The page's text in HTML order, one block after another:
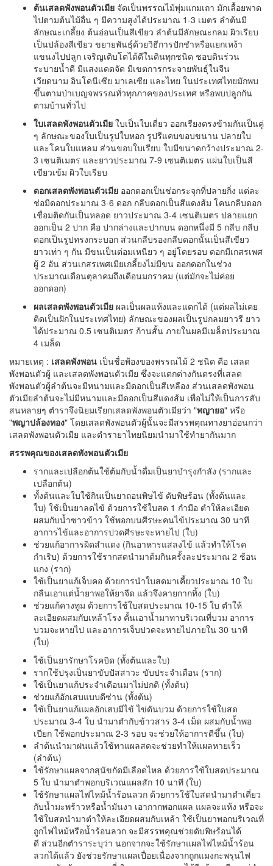
ต้นเสลดพังพอนตัวเมีย จัดเป็นพรรณไม้พุ่มแกมเถา มักเลื้อยพาด
ไปตามต้นไม้อื่น ๆ มีความสูงได้ประมาณ 1-3 เมตร ลำต้นมี
ลักษณะเกลี้ยง ต้นอ่อนเป็นสีเขียว ลำต้นมีลักษณะกลม ผิวเรียบ
เป็นปล้องสีเขียว ขยายพันธุ์ด้วยวิธีการปักชำหรือแยกเหง้า
แขนงไปปลูก เจริญเติบโตได้ดีในดินทุกชนิด ชอบดินร่วน
ระบายน้ำดี มีแสงแดดจัด มีเขตการกระจายพันธุ์ในจีน
เวียดนาม อินโดนีเซีย มาเลเซีย และไทย ในประเทศไทยมักพบ
ขึ้นตามป่าเบญจพรรณทั่วทุกภาคของประเทศ หรือพบปลูกกัน
ตามบ้านทั่วไป
ใบเสลดพังพอนตัวเมีย ใบเป็นใบเดี่ยว ออกเรียงตรงข้ามกันเป็นคู่
ๆ ลักษณะของใบเป็นรูปใบหอก รูปรีแคบขอบขนาน ปลายใบ
และโคนใบแหลม ส่วนขอบใบเรียบ ใบมีขนาดกว้างประมาณ 2-
3 เซนติเมตร และยาวประมาณ 7-9 เซนติเมตร แผ่นใบเป็นสี
เขียวเข้ม ผิวใบเรียบ
ดอกเสลดพังพอนตัวเมีย ออกดอกเป็นช่อกระจุกที่ปลายกิ่ง แต่ละ
ช่อมีดอกประมาณ 3-6 ดอก กลีบดอกเป็นสีแดงส้ม โคนกลีบดอก
เชื่อมติดกันเป็นหลอด ยาวประมาณ 3-4 เซนติเมตร ปลายแยก
ออกเป็น 2 ปาก คือ ปากล่างและปากบน ดอกหนึ่งมี 5 กลีบ กลีบ
ดอกเป็นรูปทรงกระบอก ส่วนกลีบรองกลีบดอกนั้นเป็นสีเขียว
ยาวเท่า ๆ กัน มีขนเป็นต่อมเหนียว ๆ อยู่โดยรอบ ดอกมีเกสรเพศ
ผู้ 2 อัน ส่วนเกสรเพศเมียเกลี้ยงไม่มีขน ออกดอกในช่วง
ประมาณเดือนตุลาคมถึงเดือนมกราคม (แต่มักจะไม่ค่อย
ออกดอก)
ผลเสลดพังพอนตัวเมีย ผลเป็นผลแห้งและแตกได้ (แต่ผลไม่เคย
ติดเป็นฝักในประเทศไทย) ลักษณะของผลเป็นรูปกลมยาวรี ยาว
ได้ประมาณ 0.5 เซนติเมตร ก้านสั้น ภายในผลมีเมล็ดประมาณ
4 เมล็ด
หมายเหตุ : เสลดพังพอน เป็นชื่อพ้องของพรรณไม้ 2 ชนิด คือ เสลด
พังพอนตัวผู้ และเสลดพังพอนตัวเมีย ซึ่งจะแตกต่างกันตรงที่เสลด
พังพอนตัวผู้ลำต้นจะมีหนามและมีดอกเป็นสีเหลือง ส่วนเสลดพังพอน
ตัวเมียลำต้นจะไม่มีหนามและมีดอกเป็นสีแดงส้ม เพื่อไม่ให้เป็นการสับ
สนหลายๆ ตำราจึงนิยมเรียกเสลดพังพอนตัวเมียว่า "พญายอ" หรือ
"พญาปล้องทอง" โดยเสลดพังพอนตัวผู้นั้นจะมีสรรพคุณทางยาอ่อนกว่า
เสลดพังพอนตัวเมีย และตำรายาไทยนิยมนำมาใช้ทำยากันมาก
สรรพคุณของเสลดพังพอนตัวเมีย
รากและเปลือกต้นใช้ต้มกับน้ำดื่มเป็นยาบำรุงกำลัง (รากและ
เปลือกต้น)
ทั้งต้นและใบใช้กินเป็นยาถอนพิษไข้ ดับพิษร้อน (ทั้งต้นและ
ใบ) ใช้เป็นยาลดไข้ ด้วยการใช้ใบสด 1 กำมือ ตำให้ละเอียด
ผสมกับน้ำซาวข้าว ใช้พอกบนศีรษะคนไข้ประมาณ 30 นาที
อาการไข้และอาการปวดศีรษะจะหายไป (ใบ)
ช่วยแก้อาการผิดสำแดง (กินอาหารแสลงไข้ แล้วทำให้โรค
กำเริบ) ด้วยการใช้รากสดนำมาต้มกินครั้งละประมาณ 2 ช้อน
แกง (ราก)
ใช้เป็นยาแก้เจ็บคอ ด้วยการนำใบสดมาเคี้ยวประมาณ 10 ใบ
กลืนเอาแต่น้ำยาพอให้ยาจืด แล้วจึงคายกากทิ้ง (ใบ)
ช่วยแก้คางทูม ด้วยการใช้ใบสดประมาณ 10-15 ใบ ตำให้
ละเอียดผสมกับเหล้าโรง คั้นเอาน้ำมาทาบริเวณที่บวม อาการ
บวมจะหายไป และอาการเจ็บปวดจะหายไปภายใน 30 นาที
(ใบ)
ใช้เป็นยารักษาโรคบิด (ทั้งต้นและใบ)
รากใช้ปรุงเป็นยาขับปัสสาวะ ขับประจำเดือน (ราก)
ใช้เป็นยาแก้ประจำเดือนมาไม่ปกติ (ทั้งต้น)
ช่วยแก้อักเสบแบบดีซ่าน (ทั้งต้น)
ใช้เป็นยาแก้แผลอักเสบมีไข้ ไข่ดันบวม ด้วยการใช้ใบสด
ประมาณ 3-4 ใบ นำมาตำกับข้าวสาร 3-4 เม็ด ผสมกับน้ำพอ
เปียก ใช้พอกประมาณ 2-3 รอบ จะช่วยให้อาการดีขึ้น (ใบ)
ลำต้นนำมาฝนแล้วใช้ทาแผลสดจะช่วยทำให้แผลหายเร็ว
(ลำต้น)
ใช้รักษาแผลจากสุนัขกัดมีเลือดไหล ด้วยการใช้ใบสดประมาณ
5 ใบ นำมาตำพอกบริเวณแผลสัก 10 นาที (ใบ)
ใช้รักษาแผลไฟไหม้น้ำร้อนลวก ด้วยการใช้ใบสดนำมาตำเคี่ยว
กับน้ำมะพร้าวหรือน้ำมันงา เอากากพอกแผล แผลจะแห้ง หรือจะ
ใช้ใบสดนำมาตำให้ละเอียดผสมกับเหล้า ใช้เป็นยาพอกบริเวณที่
ถูกไฟไหม้หรือน้ำร้อนลวก จะมีสรรพคุณช่วยดับพิษร้อนได้
ดี ส่วนอีกตำราระบุว่า นอกจากจะใช้รักษาแผลไฟไหม้น้ำร้อน
ลวกได้แล้ว ยังช่วยรักษาแผลเปื่อยเนื่องจากถูกแมงกะพรุนไฟ